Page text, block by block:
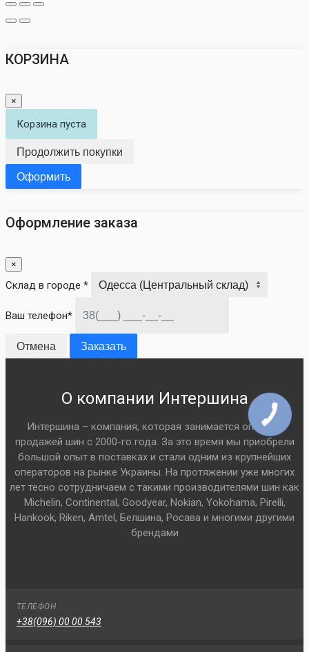
КОРЗИНА
×
Корзина пуста
Продолжить покупки
Оформить
Оформление заказа
×
Склад в городе *
Ваш телефон*
Отмена Заказать
О компании Интершина
Интершина – компания, которая занимается оптовой
продажей шин с 2000-го года. За это время мы приобрели
большой опыт в поставках и стали одним из крупнейших
операторов на рынке Украины. На протяжении уже многих
лет тесно сотрудничаем с такими производителями шин как
Michelin, Continental, Goodyear, Nokian, Yokohama, Pirelli,
Hankook, Riken, Amtel, Белшина, Росава и многими другими
брендами
ТЕЛЕФОН
+38(096) 00 00 543